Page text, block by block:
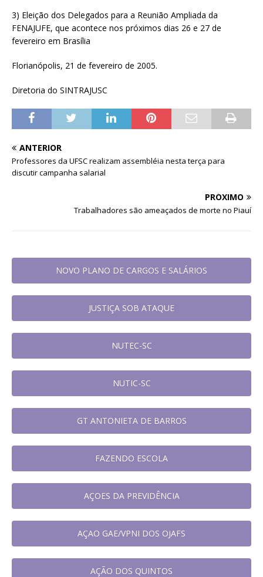
3) Eleição dos Delegados para a Reunião Ampliada da
FENAJUFE, que acontece nos próximos dias 26 e 27 de
fevereiro em Brasília
Florianópolis, 21 de fevereiro de 2005.
Diretoria do SINTRAJUSC
ANTERIOR
Professores da UFSC realizam assembléia nesta terça para
discutir campanha salarial
PRÓXIMO
Trabalhadores são ameaçados de morte no Piauí
NOVO PLANO DE CARGOS E SALÁRIOS
JUSTIÇA SOB ATAQUE
NUTEC-SC
NUTIC-SC
GT ANTONIETA DE BARROS
FAZENDO ESCOLA
AÇOES DA PREVIDÊNCIA
AÇAO GAE/VPNI DOS OJAFS
AÇÃO DOS QUINTOS